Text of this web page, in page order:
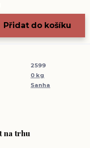
Přidat do košíku
2599
0 kg
Sanha
na trhu